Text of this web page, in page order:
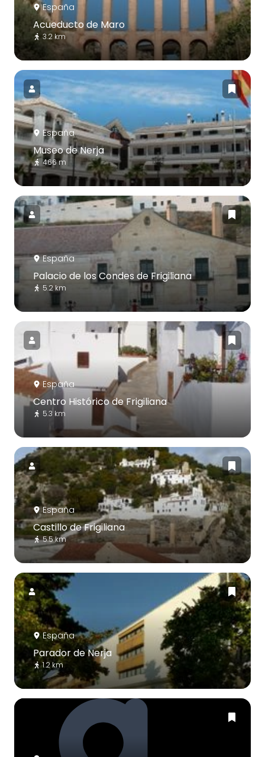
España
Acueducto de Maro
3.2 km
España
Museo de Nerja
466 m
España
Palacio de los Condes de Frigiliana
5.2 km
España
Centro Histórico de Frigiliana
5.3 km
España
Castillo de Frigiliana
5.5 km
España
Parador de Nerja
1.2 km